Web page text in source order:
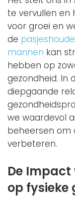
te vervullen en
voor groei en
de
mannen kan
hebben op
gezondheid. In
diepgaande
we waardevol
beheersen om
verbeteren.
De
op fysieke